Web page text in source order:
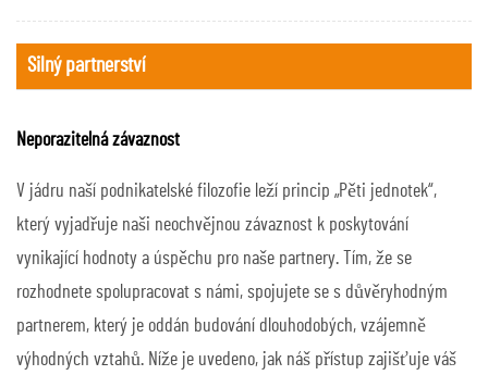
Silný partnerství
Neporazitelná závaznost
V jádru naší podnikatelské filozofie leží princip „Pěti jednotek“,
který vyjadřuje naši neochvějnou závaznost k poskytování
vynikající hodnoty a úspěchu pro naše partnery. Tím, že se
rozhodnete spolupracovat s námi, spojujete se s důvěryhodným
partnerem, který je oddán budování dlouhodobých, vzájemně
výhodných vztahů. Níže je uvedeno, jak náš přístup zajišťuje váš